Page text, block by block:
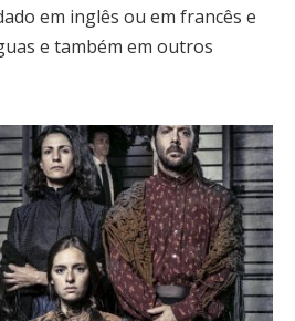
em inglês ou em francês e
e também em outros